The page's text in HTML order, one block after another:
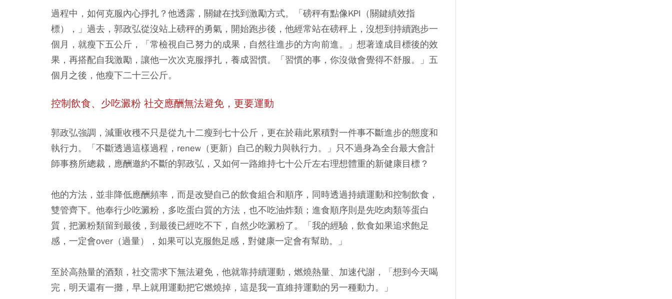
過程中，如何克服內心掙扎？他透露，關鍵在找到激勵方式。「磅秤有點像KPI（關鍵績效指
標），」過去，郭政弘從沒站上磅秤的勇氣，開始跑步後，他經常站在磅秤上，沒想到持續跑步一
個月，就瘦下五公斤，「常檢視自己努力的成果，自然往進步的方向前進。」想著達成目標後的效
果，再搭配自我激勵，讓他一次次克服掙扎，養成習慣。「習慣的事，你沒做會覺得不舒服。」五
個月之後，他瘦下二十三公斤。
控制飲食、少吃澱粉 社交應酬無法避免，更要運動
郭政弘強調，減重收穫不只是從九十二瘦到七十公斤，更在於藉此累積對一件事不斷進步的態度和
執行力。「不斷透過這樣過程，renew（更新）自己的毅力與執行力。」只不過身為全台最大會計
師事務所總裁，應酬邀約不斷的郭政弘，又如何一路維持七十公斤左右理想體重的新健康目標？
他的方法，並非降低應酬頻率，而是改變自己的飲食組合和順序，同時透過持續運動和控制飲食，
雙管齊下。他奉行少吃澱粉，多吃蛋白質的方法，也不吃油炸類；進食順序則是先吃肉類等蛋白
質，把澱粉類留到最後，到最後已經吃不下，自然少吃澱粉了。「我的經驗，飲食如果追求飽足
感，一定會over（過量），如果可以克服飽足感，對健康一定會有幫助。」
至於高熱量的酒類，社交需求下無法避免，他就靠持續運動，燃燒熱量、加速代謝，「想到今天喝
完，明天還有一攤，早上就用運動把它燃燒掉，這是我一直維持運動的另一種動力。」